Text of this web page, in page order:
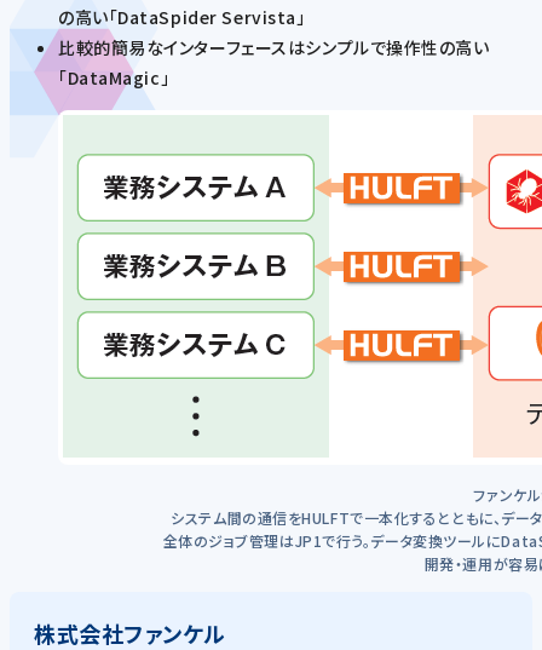
の高い「DataSpider Servista」
比較的簡易なインターフェースはシンプルで操作性の高い
「DataMagic」
ファンケ
システム間の通信をHULFTで一本化するとともに、
全体のジョブ管理はJP1で行う。データ変換ツールに
開発・運用が容易
株式会社ファンケル